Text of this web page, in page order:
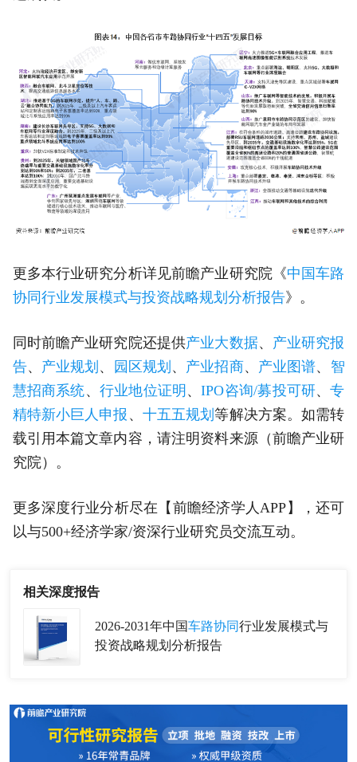
更多本行业研究分析详见前瞻产业研究院《中国车路
协同行业发展模式与投资战略规划分析报告》。
同时前瞻产业研究院还提供产业大数据、 产业研究报
告、 产业规划 、 园区规划 、 产业招商、 产业图谱、 智
慧招商系统、 行业地位证明 、IPO咨询/募投可研、专
精特新小巨人申报 、 十五五规划等解决方案。如需转
载引用本篇文章内容，请注明资料来源（前瞻产业研
究院）。
更多深度行业分析尽在【前瞻经济学人APP】，还可
以与500+经济学家/资深行业研究员交流互动。
相关深度报告
2026-2031年中国车路协同行业发展模式与
投资战略规划分析报告